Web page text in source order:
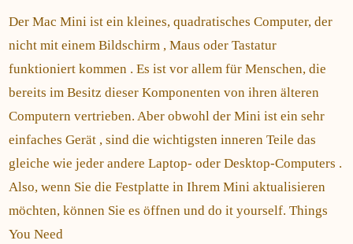
Der Mac Mini ist ein kleines, quadratisches Computer, der
nicht mit einem Bildschirm , Maus oder Tastatur
funktioniert kommen . Es ist vor allem für Menschen, die
bereits im Besitz dieser Komponenten von ihren älteren
Computern vertrieben. Aber obwohl der Mini ist ein sehr
einfaches Gerät , sind die wichtigsten inneren Teile das
gleiche wie jeder andere Laptop- oder Desktop-Computers .
Also, wenn Sie die Festplatte in Ihrem Mini aktualisieren
möchten, können Sie es öffnen und do it yourself. Things
You Need